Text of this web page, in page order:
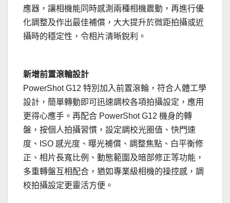
應器，讓相機能同時感測兩種相機震動，再進行優
化調整及作出最佳補償，大大提升於微距拍攝或近
攝時的穩定性，令相片清晰銳利。
新增前置滾輪設計
PowerShot G12 特別加入前置滾輪，符合人體工學
設計，簡單轉動即可迅速調校各項拍攝設定，應用
更得心應手。再配合 PowerShot G12 機身的轉
盤，按個人拍攝習慣，設定調校光圈值、快門速
度、ISO 感光度、曝光補償、調整焦點、白平衡修
正、相片長寬比例、動態範圍及暗部修正等功能，
多重轉盤互相配合，猶如專業級相機的操控感，調
校拍攝設定更靈活方便。